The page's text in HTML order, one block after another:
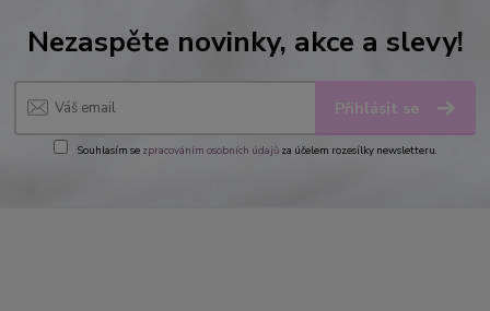
Nezaspěte novinky, akce a slevy!
Přihlásit se
Souhlasím se zpracováním osobních údajůza účelem rozesílky newsletteru.